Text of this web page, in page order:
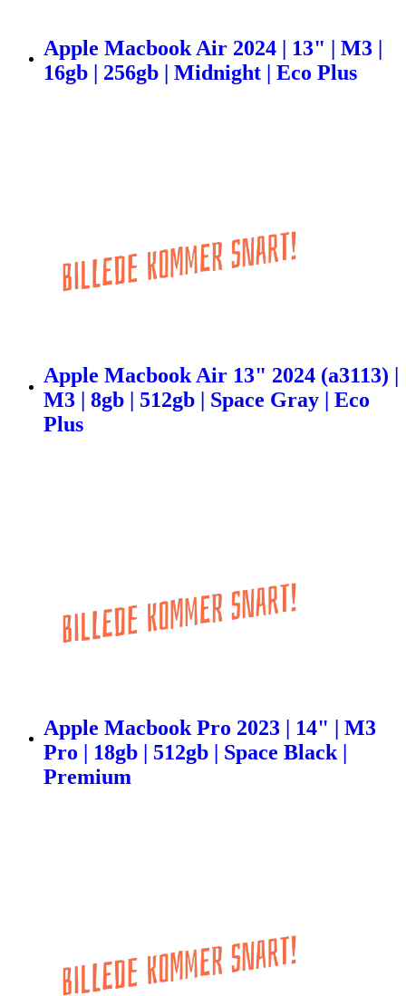
Apple Macbook Air 2024 | 13" | M3 |
16gb | 256gb | Midnight | Eco Plus
Apple Macbook Air 13" 2024 (a3113) |
M3 | 8gb | 512gb | Space Gray | Eco
Plus
Apple Macbook Pro 2023 | 14" | M3
Pro | 18gb | 512gb | Space Black |
Premium